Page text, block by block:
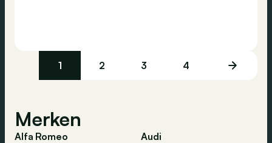
1 2 3 4
Merken
Alfa Romeo
Audi